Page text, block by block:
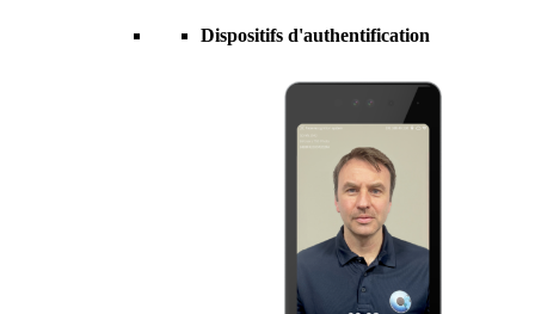
Dispositifs d'authentification